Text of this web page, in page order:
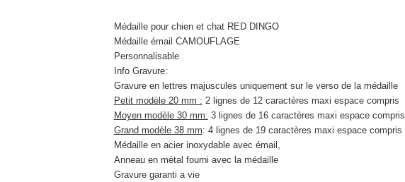
Médaille pour chien et chat RED DINGO
Médaille émail CAMOUFLAGE
Personnalisable
Info Gravure:
Gravure en lettres majuscules uniquement sur le verso de la médaille
Petit modèle 20 mm : 2 lignes de 12 caractères maxi espace compris
Moyen modèle 30 mm: 3 lignes de 16 caractères maxi espace compris
Grand modèle 38 mm: 4 lignes de 19 caractères maxi espace compris
Médaille en acier inoxydable avec émail,
Anneau en métal fourni avec la médaille
Gravure garanti a vie